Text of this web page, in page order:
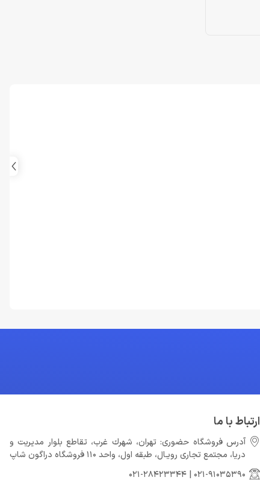
ارتباط با ما
آدرس فروشگاه حضوری: تهران، شهرك غرب، تقاطع بلوار مدیریت و
دريا، مجتمع تجارى رويـال، طبقه اول، واحد 110 فروشگاه دراگون شاپ
021-91035390
021-28423344